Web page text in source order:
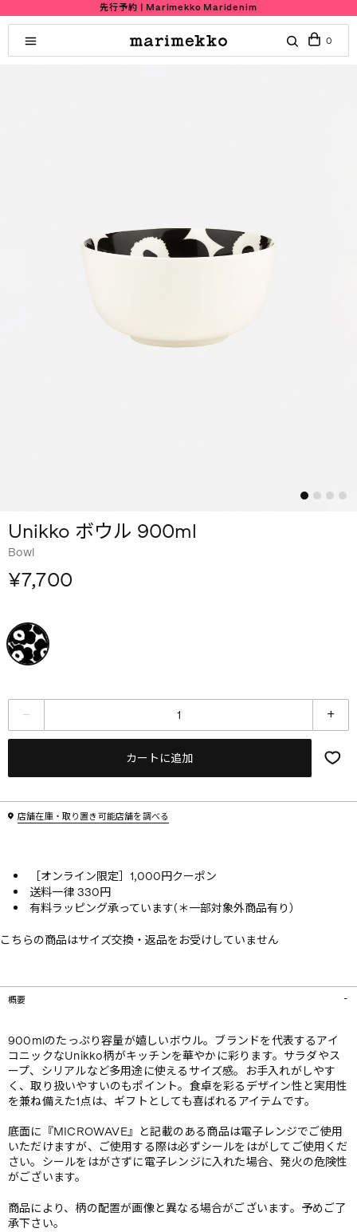
先行予約 | Marimekko Maridenim
0
Unikko ボウル 900ml
Bowl
¥7,700
カートに追加
店舗在庫・取り置き可能店舗を調べる
［オンライン限定］1,000円クーポン
送料一律 330円
有料ラッピング承っています(＊一部対象外商品有り）
こちらの商品はサイズ交換・返品をお受けしていません
概要
900mlのたっぷり容量が嬉しいボウル。ブランドを代表するアイ
コニックなUnikko柄がキッチンを華やかに彩ります。サラダやス
ープ、シリアルなど多用途に使えるサイズ感。お手入れがしやす
く、取り扱いやすいのもポイント。食卓を彩るデザイン性と実用性
を兼ね備えた1点は、ギフトとしても喜ばれるアイテムです。
底面に『MICROWAVE』と記載のある商品は電子レンジでご使用
いただけますが、ご使用する際は必ずシールをはがしてご使用くだ
さい。シールをはがさずに電子レンジに入れた場合、発火の危険性
がございます。
商品により、柄の配置が画像と異なる場合がございます。予めご了
承下さい。